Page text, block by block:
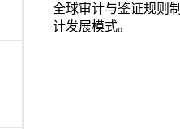
全球审计与鉴证规则
计发展模式。